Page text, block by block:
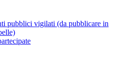
pubblici vigilati (da pubblicare in